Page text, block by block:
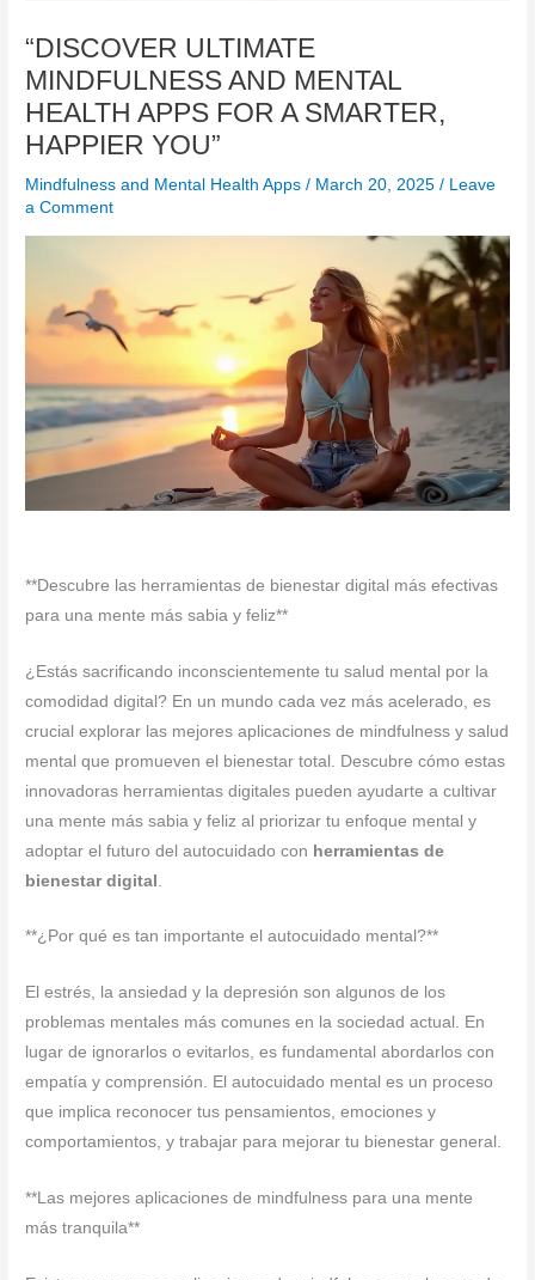
“DISCOVER ULTIMATE
MINDFULNESS AND MENTAL
HEALTH APPS FOR A SMARTER,
HAPPIER YOU”
Mindfulness and Mental Health Apps / March 20, 2025/ Leave
a Comment
**Descubre las herramientas de bienestar digital más efectivas
para una mente más sabia y feliz**
¿Estás sacrificando inconscientemente tu salud mental por la
comodidad digital? En un mundo cada vez más acelerado, es
crucial explorar las mejores aplicaciones de mindfulness y salud
mental que promueven el bienestar total. Descubre cómo estas
innovadoras herramientas digitales pueden ayudarte a cultivar
una mente más sabia y feliz al priorizar tu enfoque mental y
adoptar el futuro del autocuidado con herramientas de
bienestar digital
**¿Por qué es tan importante el autocuidado mental?**
El estrés, la ansiedad y la depresión son algunos de los
problemas mentales más comunes en la sociedad actual. En
lugar de ignorarlos o evitarlos, es fundamental abordarlos con
empatía y comprensión. El autocuidado mental es un proceso
que implica reconocer tus pensamientos, emociones y
comportamientos, y trabajar para mejorar tu bienestar general.
**Las mejores aplicaciones de mindfulness para una mente
más tranquila**